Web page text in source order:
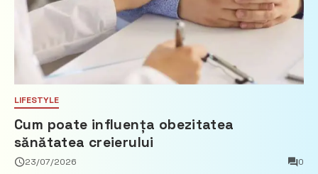
LIFESTYLE
Cum poate influența obezitatea
sănătatea creierului
23/07/2026 0